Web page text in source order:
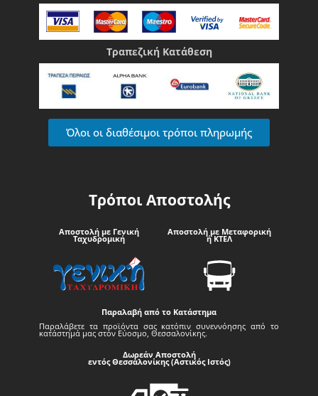
Τραπεζική Κατάθεση
Όλοι οι διαθέσιμοι τρόποι πληρωμής
Τρόποι Αποστολής
Αποστολή με Γενική
Ταχυδρομική
Αποστολή με Μεταφορική
ή ΚΤΕΛ
Παραλαβή από το Κατάστημα
Παραλάβετε τα προϊόντα σας κατόπιν συνεννόησης από το
κατάστημά μας στον Εύοσμο, Θεσσαλονίκης.
Δωρεάν Αποστολή
εντός Θεσσαλονίκης (Αστικός Ιστός)